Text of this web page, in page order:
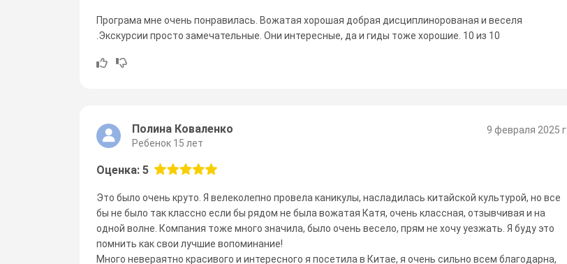
Програма мне очень понравилась. Вожатая хорошая добрая дисциплинорованая и веселя
.Экскурсии просто замечательные. Они интересные, да и гиды тоже хорошие. 10 из 10
9 февраля 2025 г.
Полина Коваленко
Ребенок 15 лет
Оценка: 5
Это было очень круто. Я велеколепно провела каникулы, насладилась китайской культурой, но все
бы не было так классно если бы рядом не была вожатая Катя, очень классная, отзывчивая и на
одной волне. Компания тоже много значила, было очень весело, прям не хочу уезжать. Я буду это
помнить как свои лучшие вопоминание!
Много невераятно красивого и интересного я посетила в Китае, я очень сильно всем благодарна,